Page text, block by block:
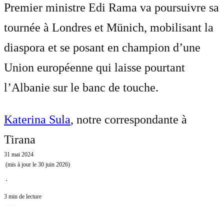
Premier ministre Edi Rama va poursuivre sa
tournée à Londres et Münich, mobilisant la
diaspora et se posant en champion d’une
Union européenne qui laisse pourtant
l’Albanie sur le banc de touche.
Katerina Sula, notre correspondante à
Tirana
31 mai 2024
(mis à jour le 30 juin 2026)
⋅
3 min de lecture